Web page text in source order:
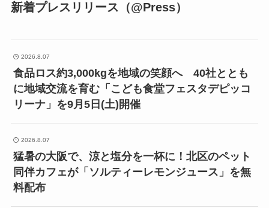
新着プレスリリース（@Press）
2026.8.07
食品ロス約3,000kgを地域の笑顔へ 40社ととも
に地域交流を育む「こども食堂フェスタデピッコ
リーナ」を9月5日(土)開催
2026.8.07
猛暑の大阪で、涼と塩分を一杯に！北区のペット
同伴カフェが「ソルティーレモンジュース」を無
料配布